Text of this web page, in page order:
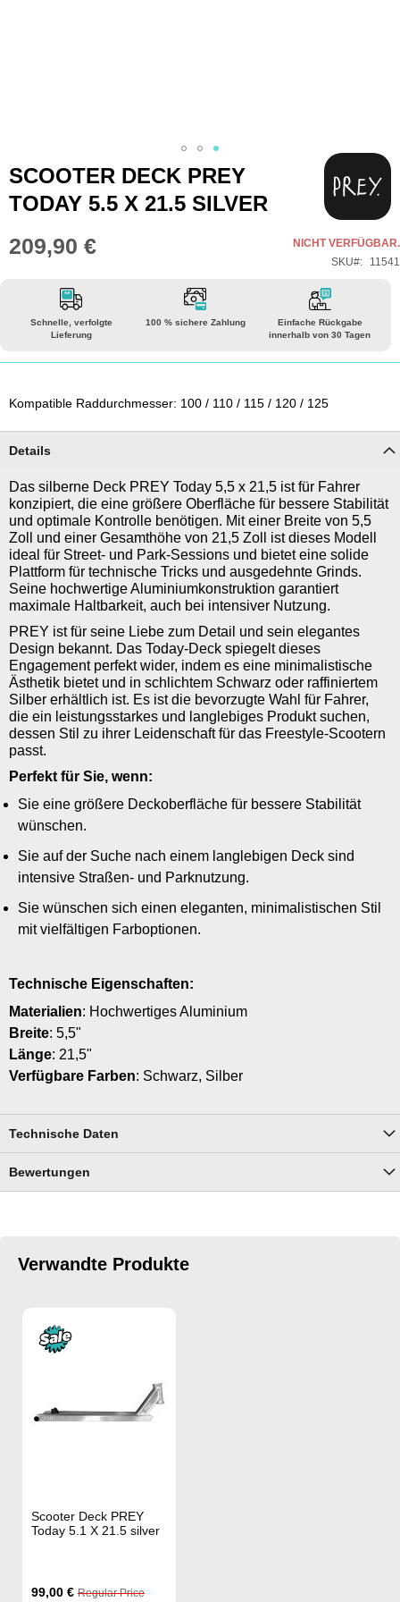
Zum
Anfang
der
Bildgalerie
springen
SCOOTER DECK PREY
TODAY 5.5 X 21.5 SILVER
209,90 €
NICHT VERFÜGBAR.
SKU
11541
Schnelle, verfolgte
Lieferung
100 % sichere Zahlung
Einfache Rückgabe
innerhalb von 30 Tagen
Kompatible Raddurchmesser: 100 / 110 / 115 / 120 / 125
Details
Das silberne Deck PREY Today 5,5 x 21,5 ist für Fahrer
konzipiert, die eine größere Oberfläche für bessere Stabilität
und optimale Kontrolle benötigen. Mit einer Breite von 5,5
Zoll und einer Gesamthöhe von 21,5 Zoll ist dieses Modell
ideal für Street- und Park-Sessions und bietet eine solide
Plattform für technische Tricks und ausgedehnte Grinds.
Seine hochwertige Aluminiumkonstruktion garantiert
maximale Haltbarkeit, auch bei intensiver Nutzung.
PREY ist für seine Liebe zum Detail und sein elegantes
Design bekannt. Das Today-Deck spiegelt dieses
Engagement perfekt wider, indem es eine minimalistische
Ästhetik bietet und in schlichtem Schwarz oder raffiniertem
Silber erhältlich ist. Es ist die bevorzugte Wahl für Fahrer,
die ein leistungsstarkes und langlebiges Produkt suchen,
dessen Stil zu ihrer Leidenschaft für das Freestyle-Scootern
passt.
Perfekt für Sie, wenn:
Sie eine größere Deckoberfläche für bessere Stabilität
wünschen.
Sie auf der Suche nach einem langlebigen Deck sind
intensive Straßen- und Parknutzung.
Sie wünschen sich einen eleganten, minimalistischen Stil
mit vielfältigen Farboptionen.
Technische Eigenschaften:
Materialien: Hochwertiges Aluminium
Breite: 5,5"
Länge: 21,5"
Verfügbare Farben: Schwarz, Silber
Technische Daten
Bewertungen
Verwandte Produkte
Scooter Deck PREY
Today 5.1 X 21.5 silver
Special
99,00 € Regular Price